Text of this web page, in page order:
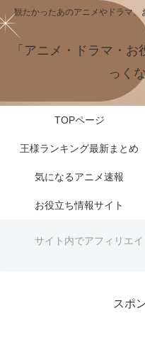
観たかったあのアニメやドラマ、
「アニメ・ドラマ・
っく
TOPページ
王様ランキング最新まとめ
気になるアニメ速報
お役立ち情報サイト
サイト内でアフィリエ
スポ